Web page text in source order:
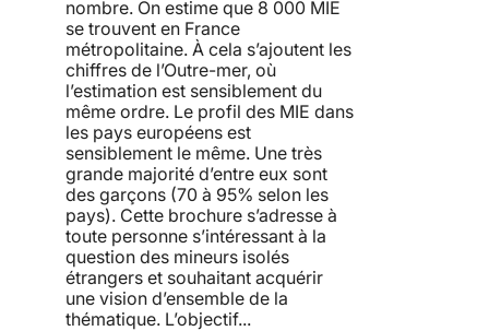
nombre. On estime que 8 000 MIE
se trouvent en France
métropolitaine. À cela s’ajoutent les
chiffres de l’Outre-mer, où
l’estimation est sensiblement du
même ordre. Le profil des MIE dans
les pays européens est
sensiblement le même. Une très
grande majorité d’entre eux sont
des garçons (70 à 95% selon les
pays). Cette brochure s’adresse à
toute personne s’intéressant à la
question des mineurs isolés
étrangers et souhaitant acquérir
une vision d’ensemble de la
thématique. L’objectif...